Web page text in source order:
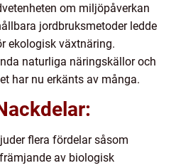
om miljöpåverkan
jordbruksmetoder ledde
ekologisk växtnäring.
naturliga näringskällor och
har nu erkänts av många.
flera fördelar såsom
av biologisk